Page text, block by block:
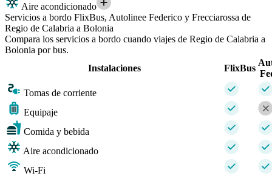
Aire acondicionado
Servicios a bordo FlixBus, Autolinee Federico y Frecciarossa de
Regio de Calabria a Bolonia
Compara los servicios a bordo cuando viajes de Regio de Calabria a
Bolonia por bus.
Instalaciones
FlixBus
Tomas de corriente
Equipaje
Comida y bebida
Aire acondicionado
Wi-Fi